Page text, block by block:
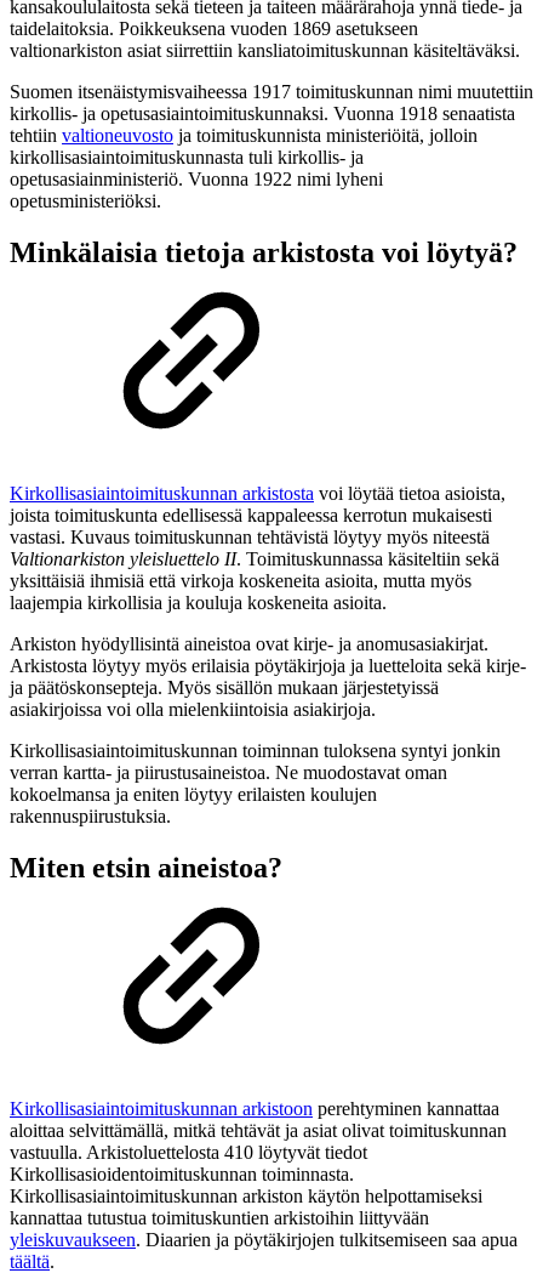
kansakoululaitosta sekä tieteen ja taiteen määrärahoja ynnä tiede- ja
taidelaitoksia. Poikkeuksena vuoden 1869 asetukseen
valtionarkiston asiat siirrettiin kansliatoimituskunnan käsiteltäväksi.
Suomen itsenäistymisvaiheessa 1917 toimituskunnan nimi muutettiin
kirkollis- ja opetusasiaintoimituskunnaksi. Vuonna 1918 senaatista
tehtiin valtioneuvosto ja toimituskunnista ministeriöitä, jolloin
kirkollisasiaintoimituskunnasta tuli kirkollis- ja
opetusasiainministeriö. Vuonna 1922 nimi lyheni
opetusministeriöksi.
Minkälaisia tietoja arkistosta voi löytyä?
Kirkollisasiaintoimituskunnan arkistosta voi löytää tietoa asioista,
joista toimituskunta edellisessä kappaleessa kerrotun mukaisesti
vastasi. Kuvaus toimituskunnan tehtävistä löytyy myös niteestä
Valtionarkiston yleisluettelo II. Toimituskunnassa käsiteltiin sekä
yksittäisiä ihmisiä että virkoja koskeneita asioita, mutta myös
laajempia kirkollisia ja kouluja koskeneita asioita.
Arkiston hyödyllisintä aineistoa ovat kirje- ja anomusasiakirjat.
Arkistosta löytyy myös erilaisia pöytäkirjoja ja luetteloita sekä kirje-
ja päätöskonsepteja. Myös sisällön mukaan järjestetyissä
asiakirjoissa voi olla mielenkiintoisia asiakirjoja.
Kirkollisasiaintoimituskunnan toiminnan tuloksena syntyi jonkin
verran kartta- ja piirustusaineistoa. Ne muodostavat oman
kokoelmansa ja eniten löytyy erilaisten koulujen
rakennuspiirustuksia.
Miten etsin aineistoa?
Kirkollisasiaintoimituskunnan arkistoon perehtyminen kannattaa
aloittaa selvittämällä, mitkä tehtävät ja asiat olivat toimituskunnan
vastuulla. Arkistoluettelosta 410 löytyvät tiedot
Kirkollisasioidentoimituskunnan toiminnasta.
Kirkollisasiaintoimituskunnan arkiston käytön helpottamiseksi
kannattaa tutustua toimituskuntien arkistoihin liittyvään
yleiskuvaukseen. Diaarien ja pöytäkirjojen tulkitsemiseen saa apua
täältä.